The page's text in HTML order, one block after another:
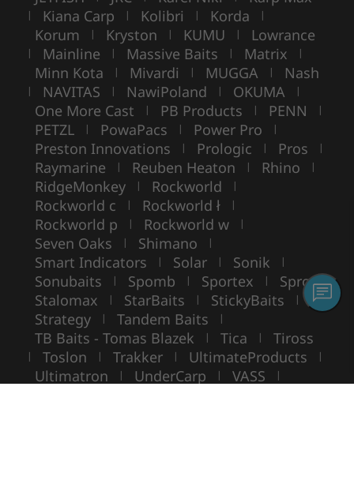
| Kiana Carp | Kolibri | Korda |
Korum | Kryston | KUMU | Lowrance
| Mainline | Massive Baits | Matrix |
Minn Kota | Mivardi | MUGGA | Nash
| NAVITAS | NawiPoland | OKUMA |
One More Cast | PB Products | PENN |
PETZL | PowaPacs | Power Pro |
Preston Innovations | Prologic | Pros |
Raymarine | Reuben Heaton | Rhino |
RidgeMonkey | Rockworld |
Rockworld c | Rockworld ł |
Rockworld p | Rockworld w |
Seven Oaks | Shimano |
Smart Indicators | Solar | Sonik |
Sonubaits | Spomb | Sportex | Spro |
Stalomax | StarBaits | StickyBaits |
Strategy | Tandem Baits |
TB Baits - Tomas Blazek | Tica | Tiross
| Toslon | Trakker | UltimateProducts |
Ultimatron | UnderCarp | VASS |